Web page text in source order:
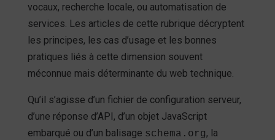
vocaux, recherche locale, ou automatisation de
services. Les articles de cette rubrique décryptent
les principes, les cas d’usage et les bonnes
pratiques liés à cette dimension souvent
méconnue mais déterminante du web technique.
Qu’il s’agisse d’un fichier de configuration serveur,
d’une réponse d’API, d’un objet JavaScript
embarqué ou d’un balisage schema.org, la